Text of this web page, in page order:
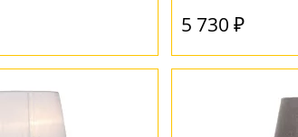
5 730 ₽